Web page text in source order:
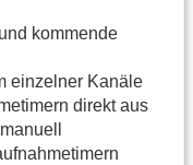
kommende
einzelner Kanäle
direkt aus